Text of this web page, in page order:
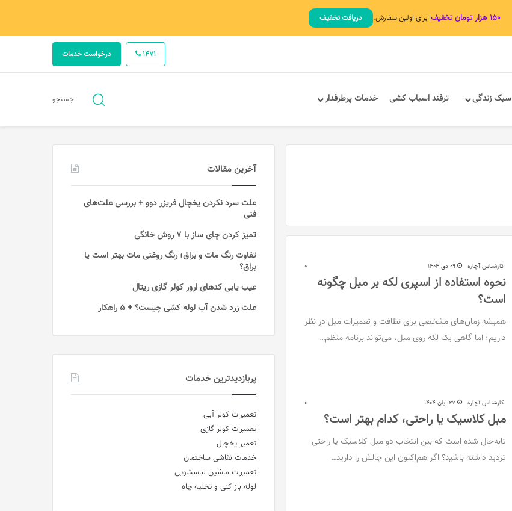
۱۵۰ هزار تومان تخفیف | برای اولین سفارش. دریافت تخفیف
درخواست خدمات 1471
سبک زندگی ترفند اسباب کشی خدمات پرطرفدار جستجوجستجو
کارشناس آچاره 09 دی 1404 0
نحوه استفاده از اسپری لکه بر مبل چگونه
است؟
همیشه زمان‌های مشخصی برای نظافت و تعمیرات مبل در نظر
داریم؛ اما گاهی یک لکه روی مبل، می‌تواند برنامه منظم…
کارشناس آچاره 27 آبان 1404 0
مبل کلاسیک یا راحتی، کدام بهتر است؟
تا‌به‌حال شده است که بین انتخاب دو مبل کلاسیک یا راحتی
تردید داشته باشید؟ اگر هم‌اکنون این چالش را دارید…
آخرین مقالات
علت سرد نکردن یخچال فریزر دوو + بررسی علت‌های
فنی
تمیز کردن چای ساز با ۷ روش خانگی
تفاوت رنگ مات و براق؛ رنگ روغنی مات بهتر است یا
براق؟
عیب یابی کدهای ارور کولر گازی ریتال
علت زرد شدن آب لوله کشی چیست؟ + 5 راهکار
پربازدیدترین خدمات
تعمیرات کولر آبی
تعمیرات کولر گازی
تعمیر یخچال
خدمات نقاشی ساختمان
تعمیرات ماشین لباسشویی
لوله باز کنی و تخلیه چاه